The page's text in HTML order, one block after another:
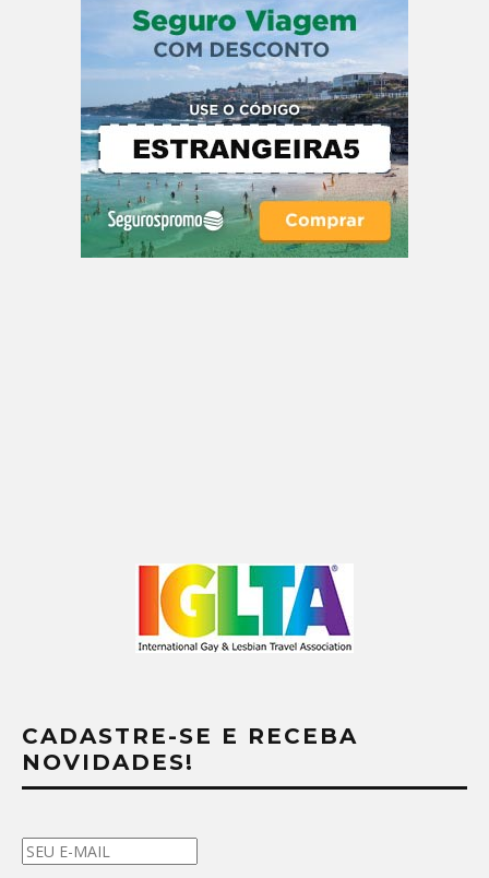
CADASTRE-SE E RECEBA
NOVIDADES!